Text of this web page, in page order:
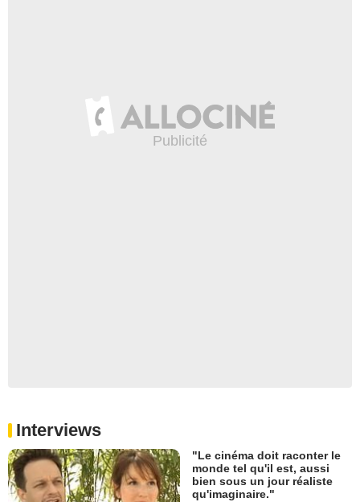
Interviews
"Le cinéma doit raconter le
monde tel qu'il est, aussi
bien sous un jour réaliste
qu'imaginaire."